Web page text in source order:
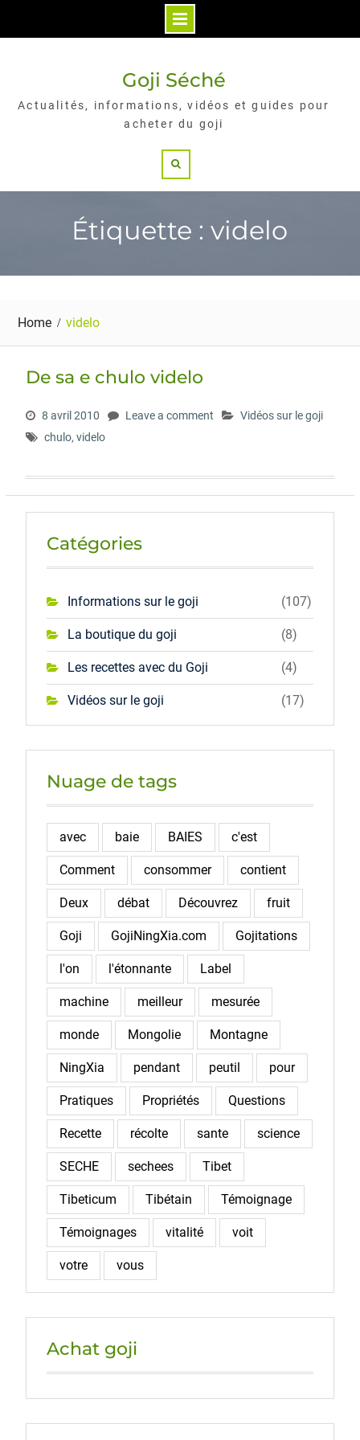
Goji Séché
Actualités, informations, vidéos et guides pour
acheter du goji
Étiquette : videlo
Home videlo
De sa e chulo videlo
8 avril 2010 Leave a comment
Vidéos sur le goji
chulo, videlo
Catégories
Informations sur le goji (107)
La boutique du goji (8)
Les recettes avec du Goji (4)
Vidéos sur le goji (17)
Nuage de tags
avec baie BAIES c'est
Comment consommer contient
Deux débat Découvrez fruit
Goji GojiNingXia.com Gojitations
l'on l'étonnante Label
machine meilleur mesurée
monde Mongolie Montagne
NingXia pendant peutil pour
Pratiques Propriétés Questions
Recette récolte sante science
SECHE sechees Tibet
Tibeticum Tibétain Témoignage
Témoignages vitalité voit
votre vous
Achat goji